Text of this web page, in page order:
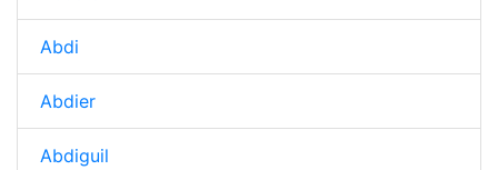
Abdi
Abdier
Abdiguil